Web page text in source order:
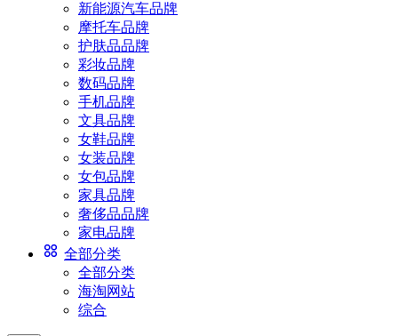
新能源汽车品牌
摩托车品牌
护肤品品牌
彩妆品牌
数码品牌
手机品牌
文具品牌
女鞋品牌
女装品牌
女包品牌
家具品牌
奢侈品品牌
家电品牌
全部分类
全部分类
海淘网站
综合